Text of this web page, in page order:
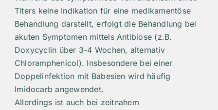
Titers keine Indikation für eine medikamentöse
Behandlung darstellt, erfolgt die Behandlung bei
akuten Symptomen mittels Antibiose (z.B.
Doxycyclin über 3-4 Wochen, alternativ
Chloramphenicol). Insbesondere bei einer
Doppelinfektion mit Babesien wird häufig
Imidocarb angewendet.
Allerdings ist auch bei zeitnahem